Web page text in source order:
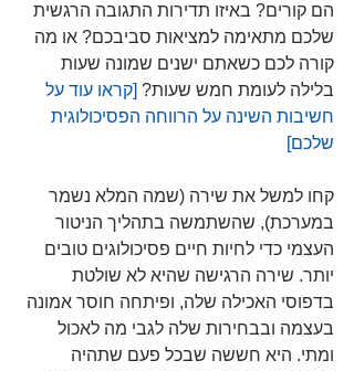
הם קורים? באיזו תדירות התגובה הרגשית
שלכם מתאימה למציאות סביבכם? או מה
קורה לכם כשאתם ישנים שמונה שעות
בלילה לעומת חמש שעות? [קראו עוד על
חשיבות השינה על הרווחה הפסיכולוגית
שלכם]
קחו למשל את שירה (שמה המלא נשמר
במערכת), שהשתמשה בתהליך הניטור
העצמי כדי לחיות חיים פסיכולוגים טובים
יותר. שירה הרגישה שהיא לא שולטת
בדפוסי האכילה שלה, ופיתחה חוסר אמונה
בעצמה ובבחירות שלה לגבי מה לאכול
ומתי. היא חששה שבכל פעם שתהיה